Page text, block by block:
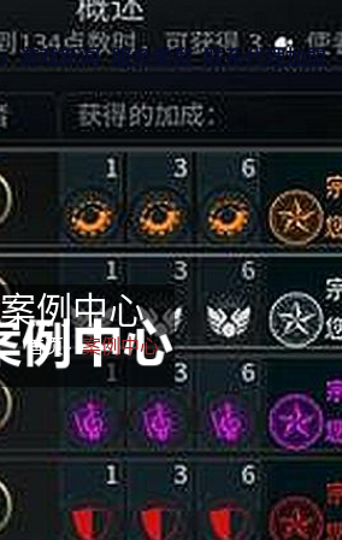
游戏新闻 服务类型 联系代理加盟
案例中心
首页- 案例中心